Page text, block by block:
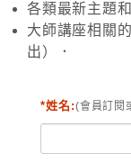
各類最新主題
大師講座相關
出）．
*姓名:(會員訂閱